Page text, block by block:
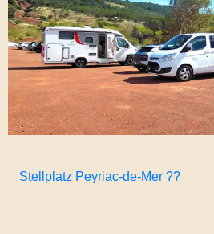
Stellplatz Peyriac-de-Mer ??